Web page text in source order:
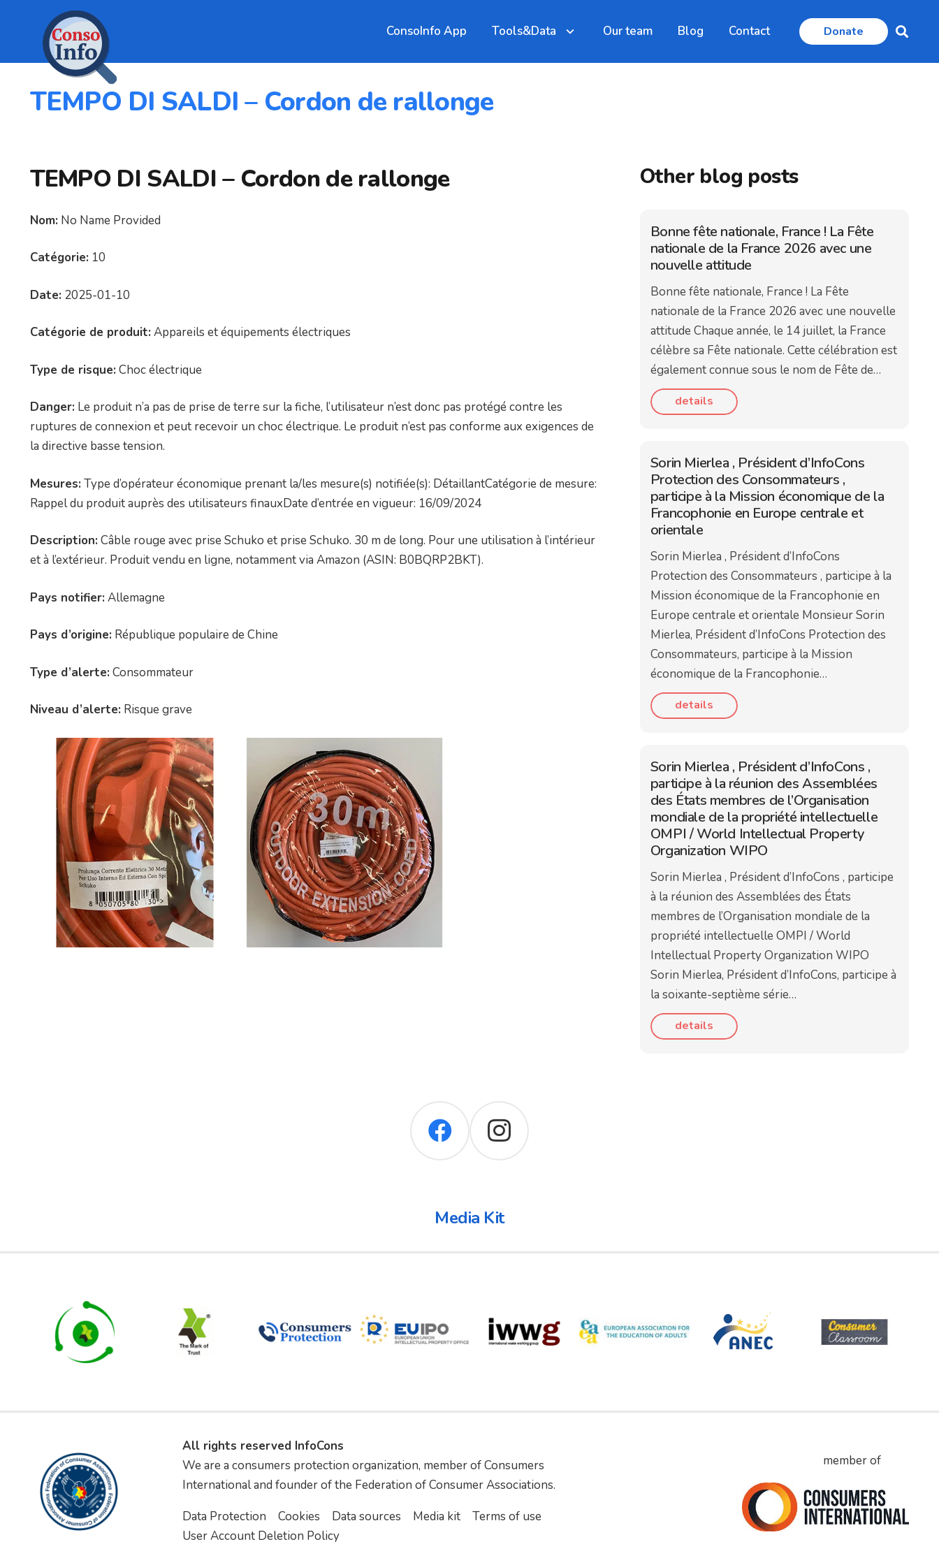
ConsoInfo App Tools&Data Our team Blog Contact Donate
TEMPO DI SALDI – Cordon de rallonge
TEMPO DI SALDI – Cordon de rallonge
Nom: No Name Provided
Catégorie: 10
Date: 2025-01-10
Catégorie de produit: Appareils et équipements électriques
Type de risque: Choc électrique
Danger: Le produit n’a pas de prise de terre sur la fiche, l’utilisateur n’est donc pas protégé contre les
ruptures de connexion et peut recevoir un choc électrique. Le produit n’est pas conforme aux exigences de
la directive basse tension.
Mesures: Type d’opérateur économique prenant la/les mesure(s) notifiée(s): DétaillantCatégorie de mesure:
Rappel du produit auprès des utilisateurs finauxDate d’entrée en vigueur: 16/09/2024
Description: Câble rouge avec prise Schuko et prise Schuko. 30 m de long. Pour une utilisation à l’intérieur
et à l’extérieur. Produit vendu en ligne, notamment via Amazon (ASIN: B0BQRP2BKT).
Pays notifier: Allemagne
Pays d’origine: République populaire de Chine
Type d’alerte: Consommateur
Niveau d’alerte: Risque grave
Other blog posts
Bonne fête nationale, France ! La Fête
nationale de la France 2026 avec une
nouvelle attitude
Bonne fête nationale, France ! La Fête
nationale de la France 2026 avec une nouvelle
attitude Chaque année, le 14 juillet, la France
célèbre sa Fête nationale. Cette célébration est
également connue sous le nom de Fête de…
details
Sorin Mierlea , Président d’InfoCons
Protection des Consommateurs ,
participe à la Mission économique de la
Francophonie en Europe centrale et
orientale
Sorin Mierlea , Président d’InfoCons
Protection des Consommateurs , participe à la
Mission économique de la Francophonie en
Europe centrale et orientale Monsieur Sorin
Mierlea, Président d’InfoCons Protection des
Consommateurs, participe à la Mission
économique de la Francophonie…
details
Sorin Mierlea , Président d’InfoCons ,
participe à la réunion des Assemblées
des États membres de l’Organisation
mondiale de la propriété intellectuelle
OMPI / World Intellectual Property
Organization WIPO
Sorin Mierlea , Président d’InfoCons , participe
à la réunion des Assemblées des États
membres de l’Organisation mondiale de la
propriété intellectuelle OMPI / World
Intellectual Property Organization WIPO
Sorin Mierlea, Président d’InfoCons, participe à
la soixante-septième série…
details
Media Kit
All rights reserved InfoCons
We are a consumers protection organization, member of Consumers
International and founder of the Federation of Consumer Associations.
Data Protection
Cookies Data sources Media kit
Terms of use
User Account Deletion Policy
member of